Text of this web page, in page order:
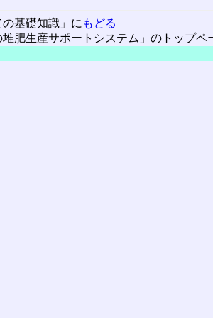
の基礎知識」に もどる
堆肥生産サポートシステム」のトップペ